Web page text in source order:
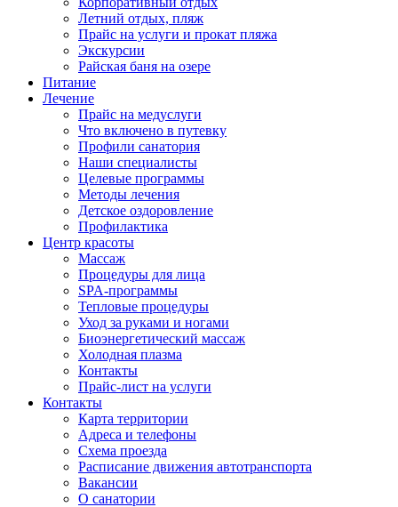
Летний отдых, пляж
Прайс на услуги и прокат пляжа
Экскурсии
Райская баня на озере
Питание
Лечение
Прайс на медуслуги
Что включено в путевку
Профили санатория
Наши специалисты
Целевые программы
Методы лечения
Детское оздоровление
Профилактика
Центр красоты
Массаж
Процедуры для лица
SPA-программы
Тепловые процедуры
Уход за руками и ногами
Биоэнергетический массаж
Холодная плазма
Контакты
Прайс-лист на услуги
Контакты
Карта территории
Адреса и телефоны
Схема проезда
Расписание движения автотранспорта
Вакансии
О санатории